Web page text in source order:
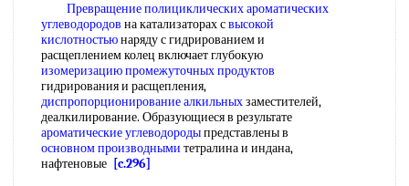
Превращение полициклических ароматических
углеводородов на катализаторах свысокой
кислотностьюнаряду с гидрированием и
расщеплением колец включает глубокую
изомеризацию промежуточных продуктов
гидрирования и расщепления,
диспропорционирование алкильныхзаместителей,
деалкилирование. Образующиеся в результате
ароматические углеводородыпредставлены в
основном производными тетралина и индана,
нафтеновые [c.296]